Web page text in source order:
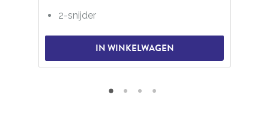
2-snijder
IN WINKELWAGEN